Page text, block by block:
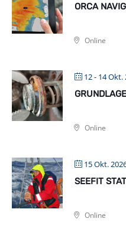
ORCA
Online
12 - 14 Okt.
Online
15 Okt.
SEEFIT
Online